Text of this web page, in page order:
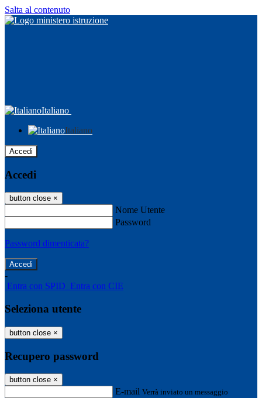
Salta al contenuto
Italiano
Italiano
Accedi
Accedi
button close ×
Nome Utente
Password
Password dimenticata?
-
Entra con SPID Entra con CIE
Seleziona utente
button close ×
Recupero password
button close ×
E-mail Verrà inviato un messaggio